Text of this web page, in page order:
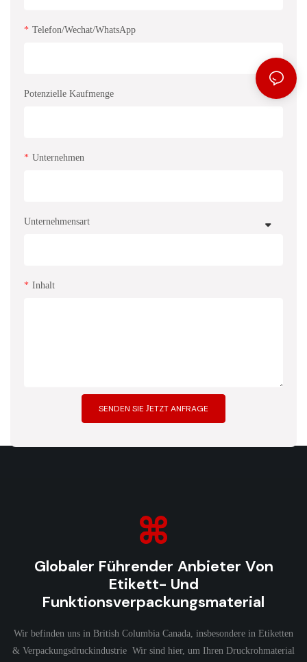
Telefon/Wechat/WhatsApp
Potenzielle Kaufmenge
Unternehmen
Unternehmensart
Inhalt
SENDEN SIE JETZT ANFRAGE
Globaler Führender Anbieter Von
Etikett- Und
Funktionsverpackungsmaterial
Wir befinden uns in British Columbia Canada, insbesondere in Etiketten
& Verpackungsdruckindustrie Wir sind hier, um Ihren Druckrohmaterial